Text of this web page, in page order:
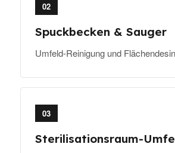
02
Spuckbecken & Sauger
Umfeld-Reinigung und
03
Sterilisationsraum-